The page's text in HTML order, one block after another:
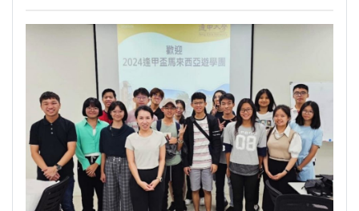
逢甲大學高承恕董事長演講【世界經濟新版圖?
舊版圖?】--世界500強企業
龍谷大學師生來訪逢甲 共同探討永續林業與CLT
建築發展
傳承逢甲精神！泰國校友會45週年慶 新任會長
上任、青年世代接棒注入新動能
逢甲航太系勇奪國防競賽優勝 智慧無人機突破
GPS限制